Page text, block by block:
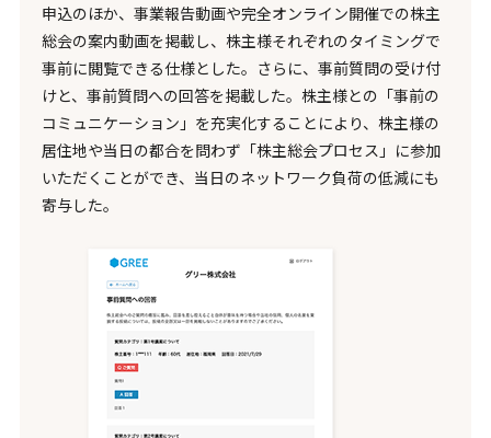
申込のほか、事業報告動画や完全オンライン開催での株主
総会の案内動画を掲載し、株主様それぞれのタイミングで
事前に閲覧できる仕様とした。さらに、事前質問の受け付
けと、事前質問への回答を掲載した。株主様との「事前の
コミュニケーション」を充実化することにより、株主様の
居住地や当日の都合を問わず「株主総会プロセス」に参加
いただくことができ、当日のネットワーク負荷の低減にも
寄与した。